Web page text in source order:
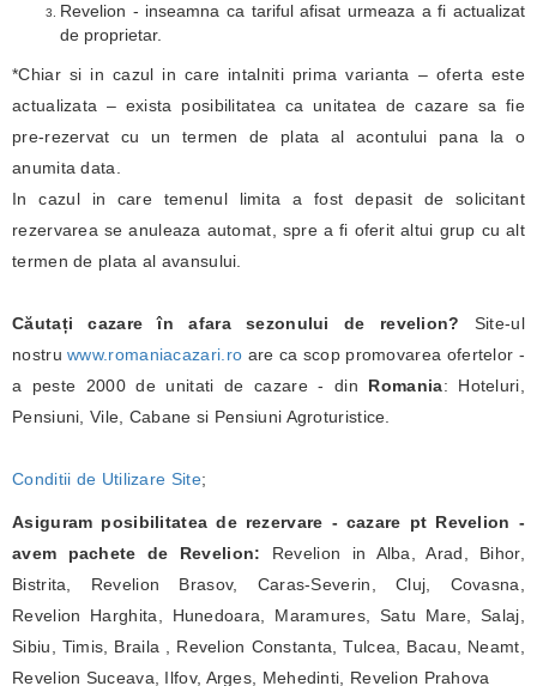
Revelion - inseamna ca tariful afisat urmeaza a fi actualizat
de proprietar.
*Chiar si in cazul in care intalniti prima varianta – oferta este
actualizata – exista posibilitatea ca unitatea de cazare sa fie
pre-rezervat cu un termen de plata al acontului pana la o
anumita data.
In cazul in care temenul limita a fost depasit de solicitant
rezervarea se anuleaza automat, spre a fi oferit altui grup cu alt
termen de plata al avansului.
Căutați cazare în afara sezonului de revelion? Site-ul
nostruwww.romaniacazari.ro are ca scop promovarea ofertelor -
a peste 2000 de unitati de cazare - din Romania: Hoteluri,
Pensiuni, Vile, Cabane si Pensiuni Agroturistice.
Conditii de Utilizare Site;
Asiguram posibilitatea de rezervare - cazare pt Revelion -
avem pachete de Revelion: Revelion in Alba, Arad, Bihor,
Bistrita, Revelion Brasov, Caras-Severin, Cluj, Covasna,
Revelion Harghita, Hunedoara, Maramures, Satu Mare, Salaj,
Sibiu, Timis, Braila , Revelion Constanta, Tulcea, Bacau, Neamt,
Revelion Suceava, Ilfov, Arges, Mehedinti, Revelion Prahova